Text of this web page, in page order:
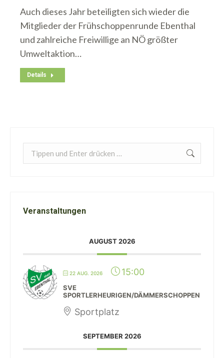
Auch dieses Jahr beteiligten sich wieder die
Mitglieder der Frühschoppenrunde Ebenthal
und zahlreiche Freiwillige an NÖ größter
Umweltaktion…
Details
Search:
Veranstaltungen
AUGUST 2026
22 AUG. 2026 15:00
SVE
SPORTLERHEURIGEN/DÄMMERSCHOPPEN
Sportplatz
SEPTEMBER 2026